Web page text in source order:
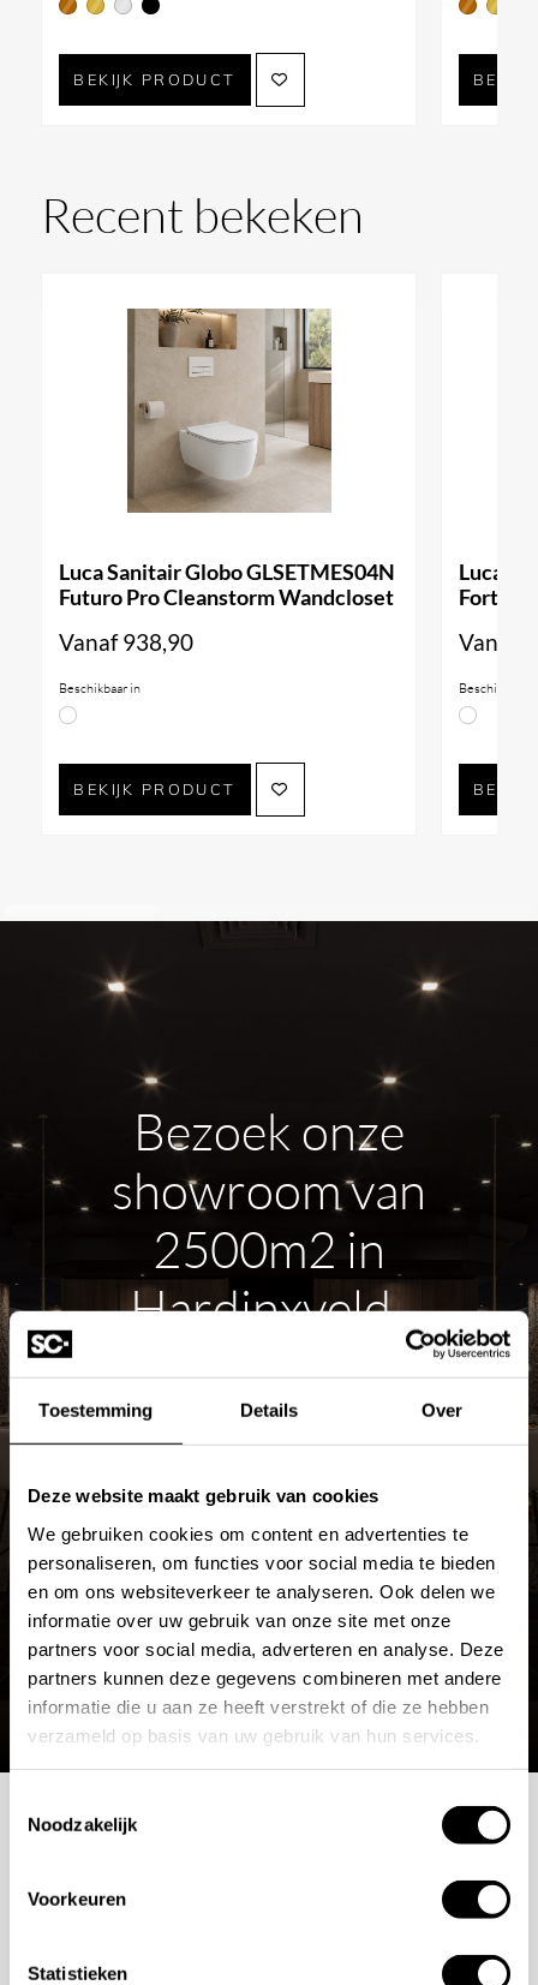
Toestemming Details Over
Deze website maakt gebruik van cookies
We gebruiken cookies om content en advertenties te
personaliseren, om functies voor social media te bieden
en om ons websiteverkeer te analyseren. Ook delen we
informatie over uw gebruik van onze site met onze
partners voor social media, adverteren en analyse. Deze
partners kunnen deze gegevens combineren met andere
informatie die u aan ze heeft verstrekt of die ze hebben
verzameld op basis van uw gebruik van hun services.
Noodzakelijk
Voorkeuren
Statistieken
BEKIJK PRODUCT
Recent bekeken
Luca Sanitair Globo GLSETMES04N
Futuro Pro Cleanstorm Wandcloset
Vanaf938,90
Beschikbaar in
BEKIJK PRODUCT
Luca
Forty3
Vanaf
Beschikbaar
Bezoek onze
showroom van
2500m2 in
Hardinxveld-
Giessendam
MEER OVER DE SHOWROOM
Wilt u ook iedere dag genieten van een luxe badkamer?